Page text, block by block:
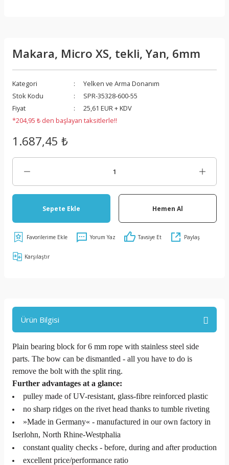
Makara, Micro XS, tekli, Yan, 6mm
Kategori
Yelken ve Arma Donanım
Stok Kodu
SPR-35328-600-55
Fiyat
25,61 EUR + KDV
*204,95 ₺ den başlayan taksitlerle!!
1.687,45 ₺
Sepete Ekle Hemen Al
Yorum Yaz Tavsiye Et Paylaş
Karşılaştır
Ürün Bilgisi
Plain bearing block for 6 mm rope with stainless steel side
parts. The bow can be dismantled - all you have to do is
remove the bolt with the split ring.
Further advantages at a glance:
pulley made of UV-resistant, glass-fibre reinforced plastic
no sharp ridges on the rivet head thanks to tumble riveting
»Made in Germany« - manufactured in our own factory in
Iserlohn, North Rhine-Westphalia
constant quality checks - before, during and after production
excellent price/performance ratio